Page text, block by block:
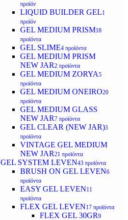
προϊόν
LIQUID BUILDER GEL1
προϊόν
GEL MEDIUM PRISM18
προϊόντα
GEL SLIME4 προϊόντα
GEL MEDIUM PRISM
NEW JAR2 προϊόντα
GEL MEDIUM ZORYA5
προϊόντα
GEL MEDIUM ONEIRO20
προϊόντα
GEL MEDIUM GLASS
NEW JAR7 προϊόντα
GEL CLEAR (NEW JAR)3
προϊόντα
VINTAGE GEL MEDIUM
NEW JAR21 προϊόντα
GEL SYSTEM LEVEN43 προϊόντα
BRUSH ON GEL LEVEN6
προϊόντα
EASY GEL LEVEN11
προϊόντα
FLEX GEL LEVEN17 προϊόντα
FLEX GEL 30GR9